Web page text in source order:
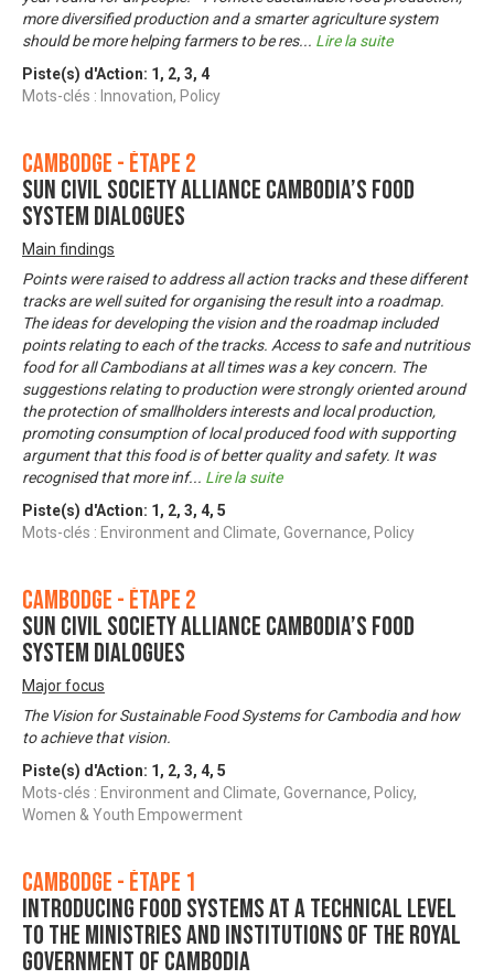
more diversified production and a smarter agriculture system
should be more helping farmers to be res... Lire la suite
Piste(s) d'Action: 1 , 2, 3, 4
Mots-clés : Innovation, Policy
Cambodge - Étape 2
SUN Civil Society Alliance Cambodia’s food
system dialogues
Main findings
Points were raised to address all action tracks and these different
tracks are well suited for organising the result into a roadmap.
The ideas for developing the vision and the roadmap included
points relating to each of the tracks. Access to safe and nutritious
food for all Cambodians at all times was a key concern. The
suggestions relating to production were strongly oriented around
the protection of smallholders interests and local production,
promoting consumption of local produced food with supporting
argument that this food is of better quality and safety. It was
recognised that more inf... Lire la suite
Piste(s) d'Action: 1 , 2, 3, 4, 5
Mots-clés : Environment and Climate, Governance, Policy
Cambodge - Étape 2
SUN Civil Society Alliance Cambodia’s food
system dialogues
Major focus
The Vision for Sustainable Food Systems for Cambodia and how
to achieve that vision.
Piste(s) d'Action: 1 , 2, 3, 4, 5
Mots-clés : Environment and Climate, Governance, Policy,
Women & Youth Empowerment
Cambodge - Étape 1
Introducing Food Systems at a technical level
to the ministries and institutions of the Royal
Government of Cambodia